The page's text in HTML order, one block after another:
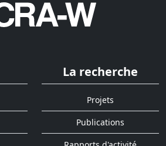
La recherche
Projets
Publications